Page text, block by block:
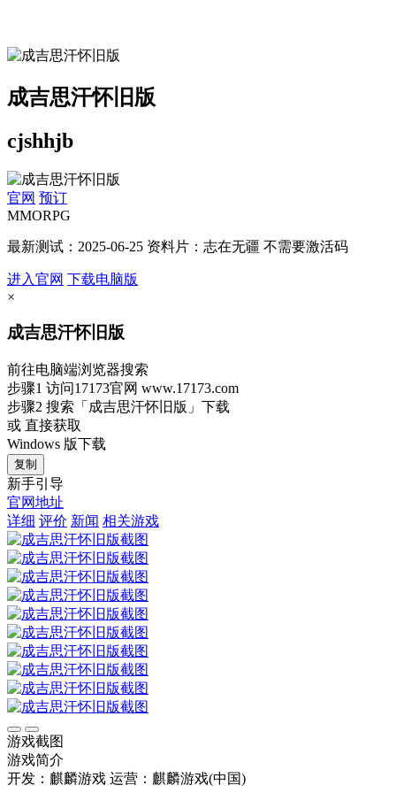
成吉思汗怀旧版
cjshhjb
官网 预订
MMORPG
最新测试：2025-06-25 资料片：志在无疆 不需要激活码
进入官网 下载电脑版
×
成吉思汗怀旧版
前往电脑端浏览器搜索
步骤1 访问17173官网 www.17173.com
步骤2 搜索 「成吉思汗怀旧版」 下载
或 直接获取
Windows 版下载
复制
新手引导
官网地址
详细 评价 新闻 相关游戏
游戏截图
游戏简介
开发：麒麟游戏 运营：麒麟游戏(中国)